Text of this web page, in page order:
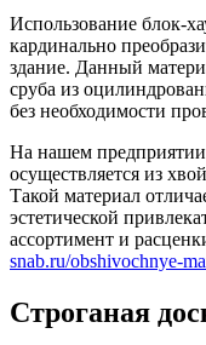
Использование блок-
кардинально
здание. Данный
сруба из
без необходимости
На нашем предприятии
осуществляется из
Такой материал
эстетической
ассортимент и
snab.ru/obshivochnye-
Строганая